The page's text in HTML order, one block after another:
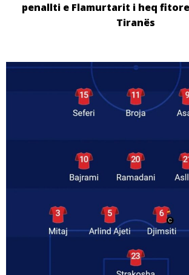
penallti e Flamurtarit i heq
Tiranës